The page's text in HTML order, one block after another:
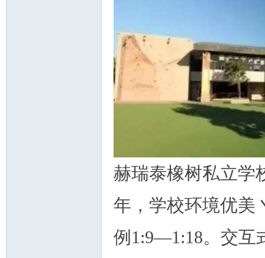
赫瑞泰橡树私立学
年，学校环境优美
例1:9—1:18。交互